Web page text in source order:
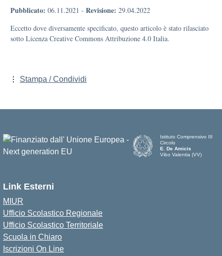
Pubblicato: 06.11.2021 - Revisione: 29.04.2022
Eccetto dove diversamente specificato, questo articolo è stato rilasciato
sotto Licenza Creative Commons Attribuzione 4.0 Italia.
Stampa / Condividi
Istituto Comprensivo III
Circolo
E. De Amicis
Vibo Valentia (VV)
Link Esterni
MIUR
Ufficio Scolastico Regionale
Ufficio Scolastico Territoriale
Scuola in Chiaro
Iscrizioni On Line